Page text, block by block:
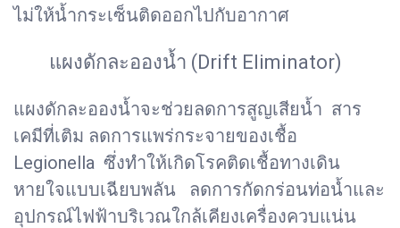
ไม่ให้น้ำกระเซ็นติดออกไปกับอากาศ
แผงดักละอองน้ำ (Drift Eliminator)
แผงดักละอองน้ำจะช่วยลดการสูญเสียน้ำ สาร
เคมีที่เติม ลดการแพร่กระจายของเชื้อ
Legionella ซึ่งทำให้เกิดโรคติดเชื้อทางเดิน
หายใจแบบเฉียบพลัน ลดการกัดกร่อนท่อน้ำและ
อุปกรณ์ไฟฟ้าบริเวณใกล้เคียงเครื่องควบแน่น